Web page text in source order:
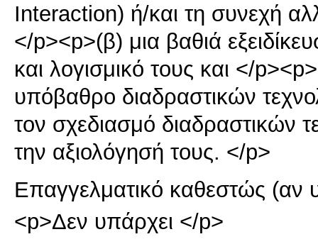
Interaction) ή/και τη συνεχή
</p><p>(β) μια βαθιά
και λογισμικό τους και </
υπόβαθρο διαδραστικών
τον σχεδιασμό διαδραστικών
την αξιολόγησή τους. </p>
Επαγγελματικό καθεστώς (αν
<p>Δεν υπάρχει </p>